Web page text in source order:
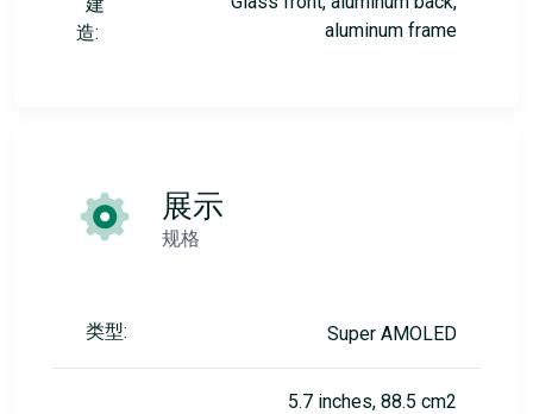
造:
aluminum frame
展示
规格
类型: Super AMOLED
5.7 inches, 88.5 cm2